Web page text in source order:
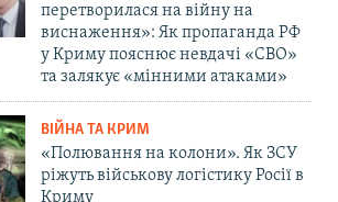
перетворилася на війну на
виснаження»: Як пропаганда РФ
у Криму пояснює невдачі «СВО»
та залякує «мінними атаками»
ВІЙНА ТА КРИМ
«Полювання на колони». Як ЗСУ
ріжуть військову логістику Росії в
Криму